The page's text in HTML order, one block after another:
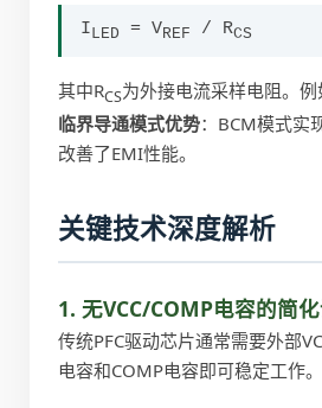
I LED = VREF / RCS
其中RCS为外接电流采样电阻。
临界导通模式优势：BCM模式实
改善了EMI性能。
关键技术深度解析
1. 无VCC/COMP电容的简
传统PFC驱动芯片通常需要外部
电容和COMP电容即可稳定工作